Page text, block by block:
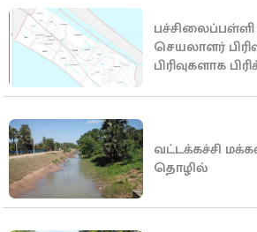
பச்சிலைப்பள்ளி
செயலாளர்
பிரிவுகளாக
வட்டக்கச்சி
தொழில்